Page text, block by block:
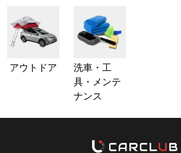
アウトドア
洗車・工
具・メンテ
ナンス